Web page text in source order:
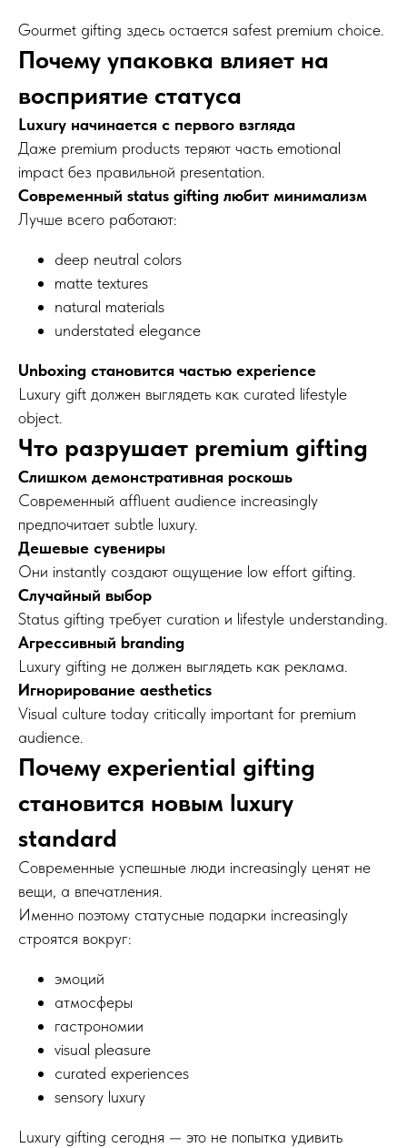
Gourmet gifting здесь остается safest premium choice.
Почему упаковка влияет на
восприятие статуса
Luxury начинается с первого взгляда
Даже premium products теряют часть emotional
impact без правильной presentation.
Современный status gifting любит минимализм
Лучше всего работают:
deep neutral colors
matte textures
natural materials
understated elegance
Unboxing становится частью experience
Luxury gift должен выглядеть как curated lifestyle
object.
Что разрушает premium gifting
Слишком демонстративная роскошь
Современный affluent audience increasingly
предпочитает subtle luxury.
Дешевые сувениры
Они instantly создают ощущение low effort gifting.
Случайный выбор
Status gifting требует curation и lifestyle understanding.
Агрессивный branding
Luxury gifting не должен выглядеть как реклама.
Игнорирование aesthetics
Visual culture today critically important for premium
audience.
Почему experiential gifting
становится новым luxury
standard
Современные успешные люди increasingly ценят не
вещи, а впечатления.
Именно поэтому статусные подарки increasingly
строятся вокруг:
эмоций
атмосферы
гастрономии
visual pleasure
curated experiences
sensory luxury
Luxury gifting сегодня — это не попытка удивить
Создание и продвижение сайта